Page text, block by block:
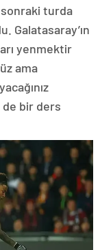
turda
Galatasaray’ın
yenmektir
ama
de bir ders